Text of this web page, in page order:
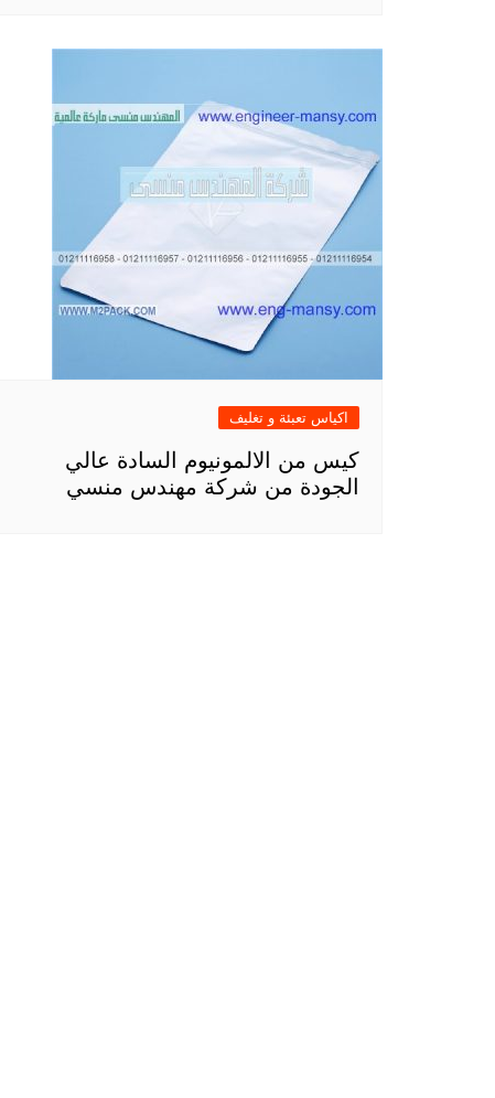
اكياس تعبئة و تغليف
كيس من الالمونيوم السادة عالي
الجودة من شركة مهندس منسي